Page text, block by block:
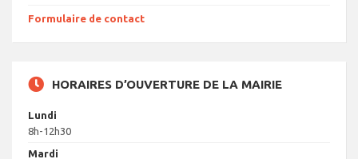
Formulaire de contact
HORAIRES D’OUVERTURE DE LA MAIRIE
Lundi
8h-12h30
Mardi